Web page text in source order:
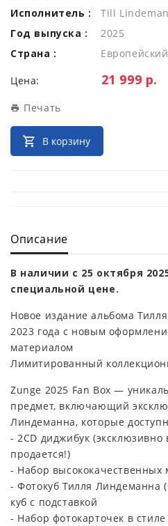
Исполнитель :
Till
Год выпуска :
2025
Страна :
Цена: Цена:
21 999 р.
Печать
В корзину
Описание
В наличии с 25 октября
специальной цене.
Новое издание альбома
2023 года с новым
материалом
Лимитированный
Zunge 2025 Fan Box —
предмет, включающий
Линдеманна, которые
- 2CD диджибук (эксклюзивно
продается!)
- Набор высококачественных
- Фотокуб Тилля Линдеманна
куб с подставкой
- Набор фотокарточек в